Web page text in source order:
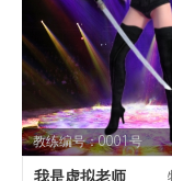
教练编号：0001号
我是虚拟老师